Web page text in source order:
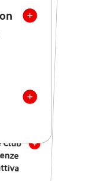
con
Fi 7
Club